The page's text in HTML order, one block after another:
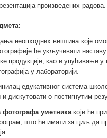
произведених радова.
неопходних вештина које
ће укључивати
продукције, као и упућивање у
у лабораторији.
едукативног система
и дискутовати о постигнутим
фотографа уметника који ће
што ће имати за циљ да